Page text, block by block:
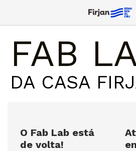
FAB
DA CASA
O Fab Lab está
de volta!